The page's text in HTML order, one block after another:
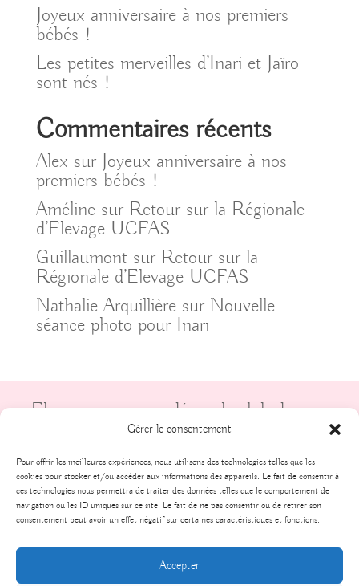
Gérer le consentement
Pour offrir les meilleures expériences, nous utilisons des technologies telles que les
cookies pour stocker et/ou accéder aux informations des appareils. Le fait de consentir à
ces technologies nous permettra de traiter des données telles que le comportement de
navigation ou les ID uniques sur ce site. Le fait de ne pas consentir ou de retirer son
consentement peut avoir un effet négatif sur certaines caractéristiques et fonctions.
Accepter
Joyeux anniversaire à nos premiers
bébés !
Les petites merveilles d’Inari et Jaïro
sont nés !
Commentaires récents
Alex sur Joyeux anniversaire à nos
premiers bébés !
Amélinesur Retour sur la Régionale
d’Elevage UCFAS
Guillaumontsur Retour sur la
Régionale d’Elevage UCFAS
Nathalie Arquillièresur Nouvelle
séance photo pour Inari
Elevage recommandé par le club de race
UCFAS
Tous droits réservés, - Élevage de la Gardienne
des Ombres - 2025 -